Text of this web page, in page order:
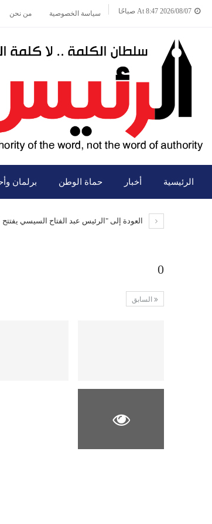
2026/08/07 At 8:47 صباحًا سياسة الخصوصية من نحن
الرئيسية أخبار حماة الوطن برلمان
العودة إلى "الرئيس عبد الفتاح السيسي
0
السابق